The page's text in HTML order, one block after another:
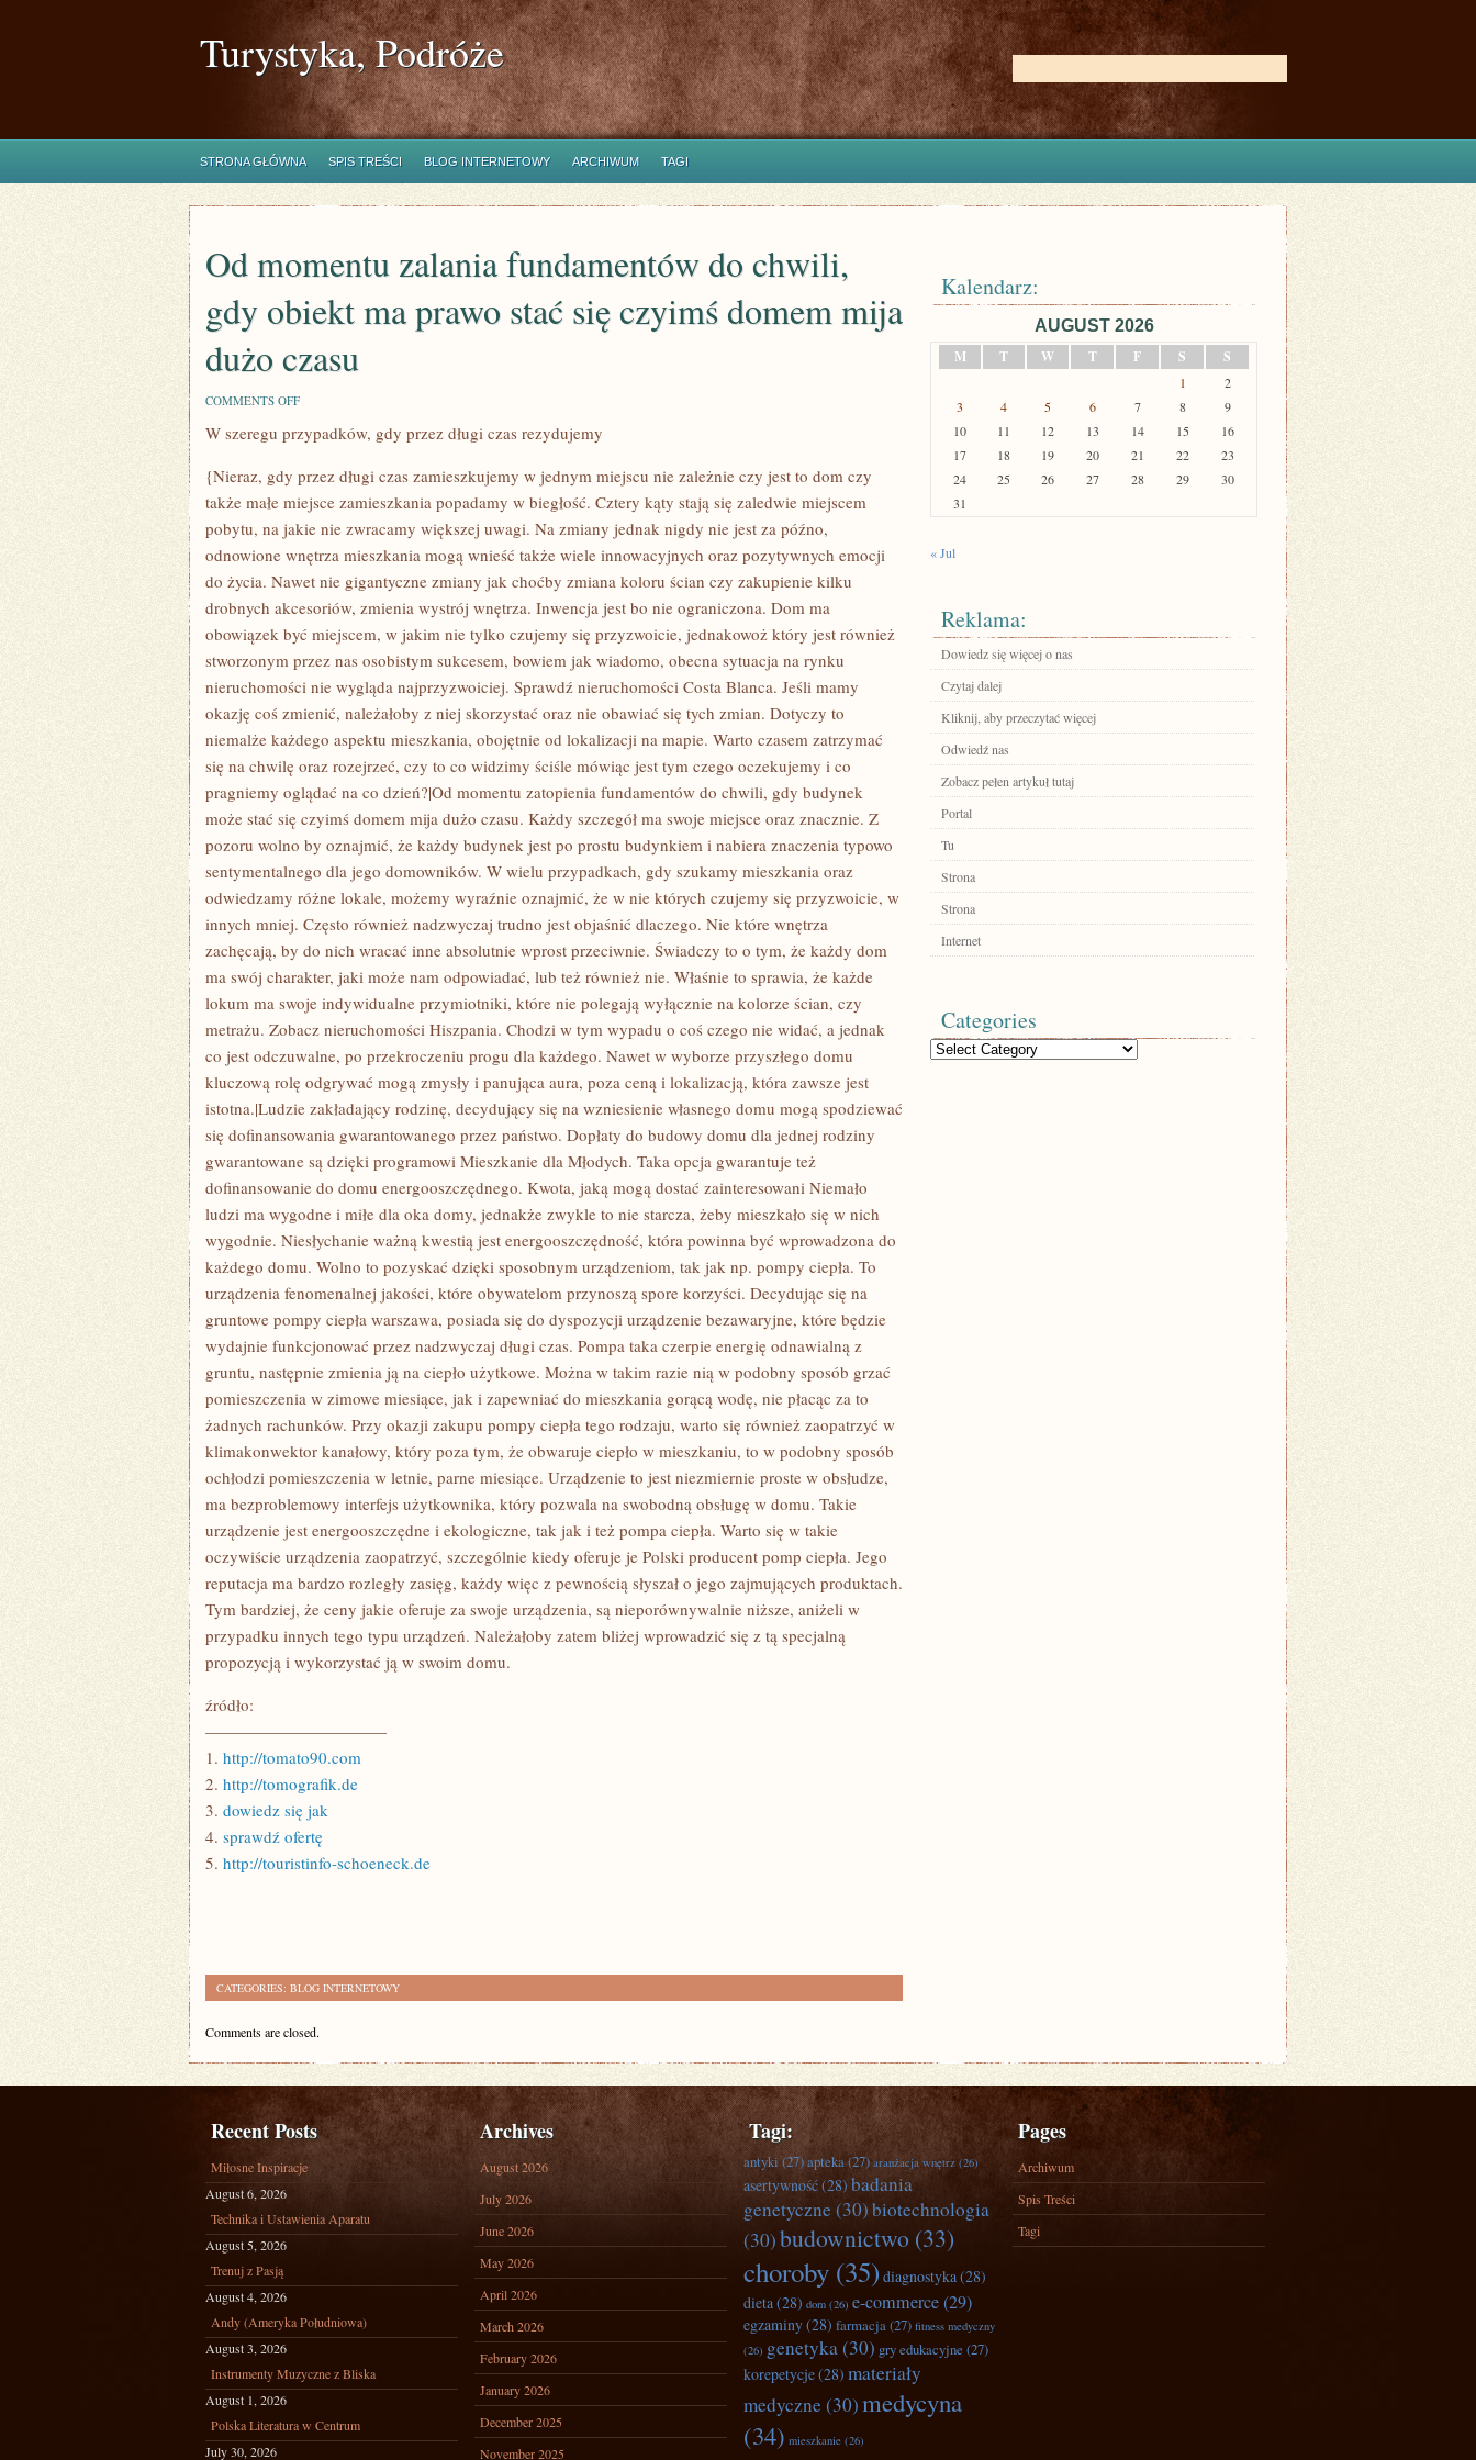
Turystyka, Podróże
STRONA GŁÓWNA SPIS TREŚCI BLOG INTERNETOWY ARCHIWUM TAGI
Od momentu zalania fundamentów do chwili,
gdy obiekt ma prawo stać się czyimś domem mija
dużo czasu
COMMENTS OFFON
MOMENTU
ZALANIA
DO
CHWILI,
GDY
OBIEKT
MA
PRAWO
STAĆ
CZYIMŚ
DOMEM
DUŻO
CZASU
W szeregu przypadków, gdy przez długi czas rezydujemy
{Nieraz, gdy przez długi czas zamieszkujemy w jednym miejscu nie zależnie czy jest to dom czy
także małe miejsce zamieszkania popadamy w biegłość. Cztery kąty stają się zaledwie miejscem
pobytu, na jakie nie zwracamy większej uwagi. Na zmiany jednak nigdy nie jest za późno,
odnowione wnętrza mieszkania mogą wnieść także wiele innowacyjnych oraz pozytywnych emocji
do życia. Nawet nie gigantyczne zmiany jak choćby zmiana koloru ścian czy zakupienie kilku
drobnych akcesoriów, zmienia wystrój wnętrza. Inwencja jest bo nie ograniczona. Dom ma
obowiązek być miejscem, w jakim nie tylko czujemy się przyzwoicie, jednakowoż który jest również
stworzonym przez nas osobistym sukcesem, bowiem jak wiadomo, obecna sytuacja na rynku
nieruchomości nie wygląda najprzyzwoiciej. Sprawdź nieruchomości Costa Blanca. Jeśli mamy
okazję coś zmienić, należałoby z niej skorzystać oraz nie obawiać się tych zmian. Dotyczy to
niemalże każdego aspektu mieszkania, obojętnie od lokalizacji na mapie. Warto czasem zatrzymać
się na chwilę oraz rozejrzeć, czy to co widzimy ściśle mówiąc jest tym czego oczekujemy i co
pragniemy oglądać na co dzień?|Od momentu zatopienia fundamentów do chwili, gdy budynek
może stać się czyimś domem mija dużo czasu. Każdy szczegół ma swoje miejsce oraz znacznie. Z
pozoru wolno by oznajmić, że każdy budynek jest po prostu budynkiem i nabiera znaczenia typowo
sentymentalnego dla jego domowników. W wielu przypadkach, gdy szukamy mieszkania oraz
odwiedzamy różne lokale, możemy wyraźnie oznajmić, że w nie których czujemy się przyzwoicie, w
innych mniej. Często również nadzwyczaj trudno jest objaśnić dlaczego. Nie które wnętrza
zachęcają, by do nich wracać inne absolutnie wprost przeciwnie. Świadczy to o tym, że każdy dom
ma swój charakter, jaki może nam odpowiadać, lub też również nie. Właśnie to sprawia, że każde
lokum ma swoje indywidualne przymiotniki, które nie polegają wyłącznie na kolorze ścian, czy
metrażu. Zobacz nieruchomości Hiszpania. Chodzi w tym wypadu o coś czego nie widać, a jednak
co jest odczuwalne, po przekroczeniu progu dla każdego. Nawet w wyborze przyszłego domu
kluczową rolę odgrywać mogą zmysły i panująca aura, poza ceną i lokalizacją, która zawsze jest
istotna.|Ludzie zakładający rodzinę, decydujący się na wzniesienie własnego domu mogą spodziewać
się dofinansowania gwarantowanego przez państwo. Dopłaty do budowy domu dla jednej rodziny
gwarantowane są dzięki programowi Mieszkanie dla Młodych. Taka opcja gwarantuje też
dofinansowanie do domu energooszczędnego. Kwota, jaką mogą dostać zainteresowani Niemało
ludzi ma wygodne i miłe dla oka domy, jednakże zwykle to nie starcza, żeby mieszkało się w nich
wygodnie. Niesłychanie ważną kwestią jest energooszczędność, która powinna być wprowadzona do
każdego domu. Wolno to pozyskać dzięki sposobnym urządzeniom, tak jak np. pompy ciepła. To
urządzenia fenomenalnej jakości, które obywatelom przynoszą spore korzyści. Decydując się na
gruntowe pompy ciepła warszawa, posiada się do dyspozycji urządzenie bezawaryjne, które będzie
wydajnie funkcjonować przez nadzwyczaj długi czas. Pompa taka czerpie energię odnawialną z
gruntu, następnie zmienia ją na ciepło użytkowe. Można w takim razie nią w podobny sposób grzać
pomieszczenia w zimowe miesiące, jak i zapewniać do mieszkania gorącą wodę, nie płacąc za to
żadnych rachunków. Przy okazji zakupu pompy ciepła tego rodzaju, warto się również zaopatrzyć w
klimakonwektor kanałowy, który poza tym, że obwaruje ciepło w mieszkaniu, to w podobny sposób
ochłodzi pomieszczenia w letnie, parne miesiące. Urządzenie to jest niezmiernie proste w obsłudze,
ma bezproblemowy interfejs użytkownika, który pozwala na swobodną obsługę w domu. Takie
urządzenie jest energooszczędne i ekologiczne, tak jak i też pompa ciepła. Warto się w takie
oczywiście urządzenia zaopatrzyć, szczególnie kiedy oferuje je Polski producent pomp ciepła. Jego
reputacja ma bardzo rozległy zasięg, każdy więc z pewnością słyszał o jego zajmujących produktach.
Tym bardziej, że ceny jakie oferuje za swoje urządzenia, są nieporównywalnie niższe, aniżeli w
przypadku innych tego typu urządzeń. Należałoby zatem bliżej wprowadzić się z tą specjalną
propozycją i wykorzystać ją w swoim domu.
źródło:
———————————
1. http://tomato90.com
2. http://tomografik.de
3. dowiedz się jak
4. sprawdź ofertę
5. http://touristinfo-schoeneck.de
CATEGORIES: BLOG INTERNETOWY
Comments are closed.
Kalendarz:
AUGUST 2026
M
T W T F S S
1
2
3
4 5 6 7 8
9
10
11 12 13 14 15
16
17
18 19 20 21 22
23
24
25 26 27 28 29
30
31
« Jul
Reklama:
Dowiedz się więcej o nas
Czytaj dalej
Kliknij, aby przeczytać więcej
Odwiedź nas
Zobacz pełen artykuł tutaj
Portal
Tu
Strona
Strona
Internet
Categories
Categories
Recent Posts
Miłosne Inspiracje
August 6, 2026
Technika i Ustawienia Aparatu
August 5, 2026
Trenuj z Pasją
August 4, 2026
Andy (Ameryka Południowa)
August 3, 2026
Instrumenty Muzyczne z Bliska
August 1, 2026
Polska Literatura w Centrum
July 30, 2026
Archives
August 2026
July 2026
June 2026
May 2026
April 2026
March 2026
February 2026
January 2026
December 2025
November 2025
Tagi:
antyki(27)apteka(27) aranżacja wnętrz (26)
asertywność(28) badania
genetyczne (30)biotechnologia
(30)budownictwo (33)
choroby (35) diagnostyka(28)
dieta(28) dom (26) e-commerce(29)
egzaminy(28) farmacja(27) fitness medyczny
(26) genetyka(30) gry edukacyjne (27)
korepetycje(28) materiały
medyczne (30)medycyna
(34) mieszkanie (26)
Pages
Archiwum
Spis Treści
Tagi